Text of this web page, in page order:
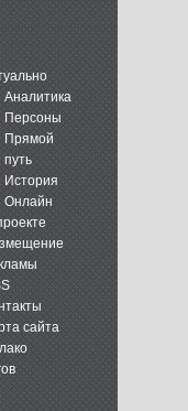
Аналитика
Персоны
Прямой
путь
История
Онлайн
сайта